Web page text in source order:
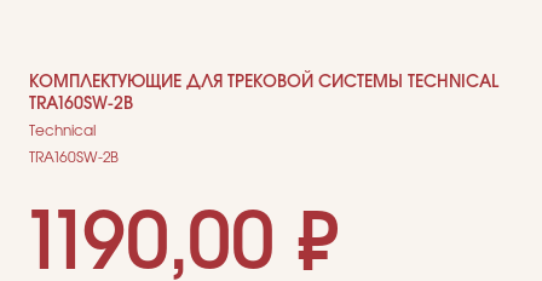
КОМПЛЕКТУЮЩИЕ ДЛЯ ТРЕКОВОЙ СИСТЕМЫ TECHNICAL
TRA160SW-2B
Technical
TRA160SW-2B
1190,00 ₽